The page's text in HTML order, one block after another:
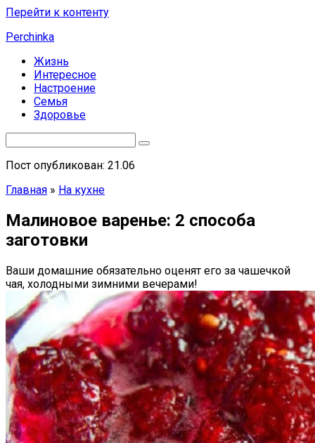
Перейти к контенту
Perchinka
Жизнь
Интересное
Настроение
Семья
Здоровье
Пост опубликован: 21.06
Главная » На кухне
Малиновое варенье: 2 способа
заготовки
Ваши домашние обязательно оценят его за чашечкой
чая, холодными зимними вечерами!